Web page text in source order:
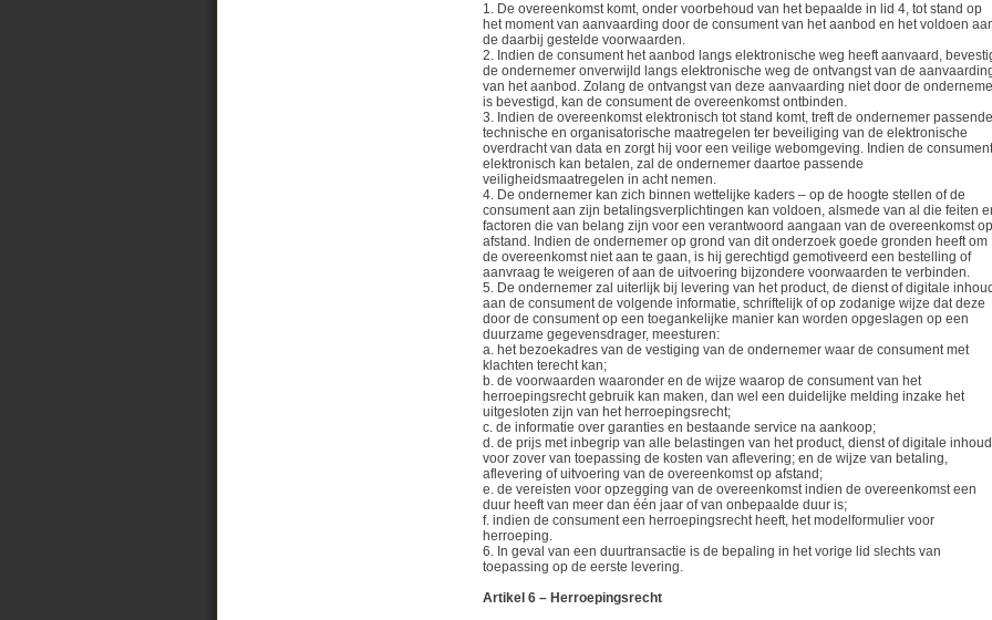
1. De overeenkomst komt, onder voorbehoud van het bepaalde in lid 4, tot stand op
het moment van aanvaarding door de consument van het aanbod en het voldoen
de daarbij gestelde voorwaarden.
2. Indien de consument het aanbod langs elektronische weg heeft aanvaard,
de ondernemer onverwijld langs elektronische weg de ontvangst van de
van het aanbod. Zolang de ontvangst van deze aanvaarding niet door de
is bevestigd, kan de consument de overeenkomst ontbinden.
3. Indien de overeenkomst elektronisch tot stand komt, treft de ondernemer passende
technische en organisatorische maatregelen ter beveiliging van de elektronische
overdracht van data en zorgt hij voor een veilige webomgeving. Indien de consument
elektronisch kan betalen, zal de ondernemer daartoe passende
veiligheidsmaatregelen in acht nemen.
4. De ondernemer kan zich binnen wettelijke kaders – op de hoogte stellen of de
consument aan zijn betalingsverplichtingen kan voldoen, alsmede van al die feiten
factoren die van belang zijn voor een verantwoord aangaan van de overeenkomst op
afstand. Indien de ondernemer op grond van dit onderzoek goede gronden heeft om
de overeenkomst niet aan te gaan, is hij gerechtigd gemotiveerd een bestelling of
aanvraag te weigeren of aan de uitvoering bijzondere voorwaarden te verbinden.
5. De ondernemer zal uiterlijk bij levering van het product, de dienst of digitale inhoud
aan de consument de volgende informatie, schriftelijk of op zodanige wijze dat deze
door de consument op een toegankelijke manier kan worden opgeslagen op een
duurzame gegevensdrager, meesturen:
a. het bezoekadres van de vestiging van de ondernemer waar de consument met
klachten terecht kan;
b. de voorwaarden waaronder en de wijze waarop de consument van het
herroepingsrecht gebruik kan maken, dan wel een duidelijke melding inzake het
uitgesloten zijn van het herroepingsrecht;
c. de informatie over garanties en bestaande service na aankoop;
d. de prijs met inbegrip van alle belastingen van het product, dienst of digitale
voor zover van toepassing de kosten van aflevering; en de wijze van betaling,
aflevering of uitvoering van de overeenkomst op afstand;
e. de vereisten voor opzegging van de overeenkomst indien de overeenkomst een
duur heeft van meer dan één jaar of van onbepaalde duur is;
f. indien de consument een herroepingsrecht heeft, het modelformulier voor
herroeping.
6. In geval van een duurtransactie is de bepaling in het vorige lid slechts van
toepassing op de eerste levering.
Artikel 6 – Herroepingsrecht